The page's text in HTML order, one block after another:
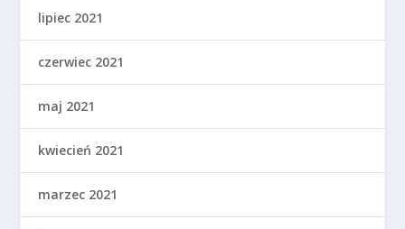
lipiec 2021
czerwiec 2021
maj 2021
kwiecień 2021
marzec 2021